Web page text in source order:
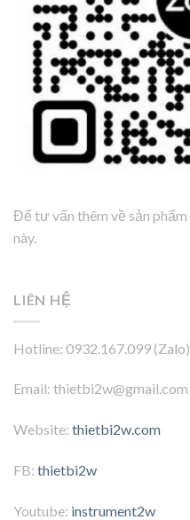
Để tư vấn thêm về sản phẩm
này.
LIÊN HỆ
Hotline: 0932.167.099 (Zalo)
Email: thietbi2w@gmail.com
Website: thietbi2w.com
FB: thietbi2w
Youtube: instrument2w